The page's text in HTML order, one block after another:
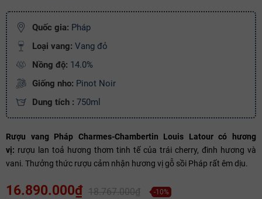
Quốc gia: Pháp
Loại vang: Vang đỏ
Nồng độ: 14.0%
Giống nho: Pinot Noir
Dung tích : 750ml
Rượu vang Pháp Charmes-Chambertin Louis Latour có hương
vị: rượu lan toả hương thơm tinh tế của trái cherry, đinh hương và
vani. Thưởng thức rượu cảm nhận hương vị gỗ sồi Pháp rất êm dịu.
16.890.000₫ 18.767.000₫ -10%
Mã giảm giá:
Ngày hết hạn:
Điều kiện:
Copy mã và nhập mã ở trang THANH TOÁN